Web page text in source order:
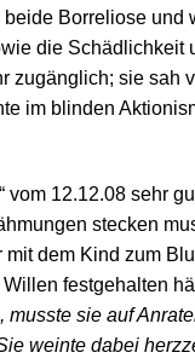
Borreliose und
die Schädlichkeit
zugänglich; sie sah
im blinden
“ vom 12.12.08 sehr
stecken
dem Kind zum
festgehalten
sie auf
weinte dabei